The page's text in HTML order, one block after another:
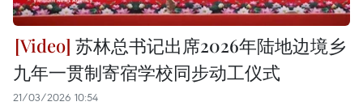
苏林总书记出席2026年陆地边境乡
九年一贯制寄宿学校同步动工仪式
21/03/2026 10:54